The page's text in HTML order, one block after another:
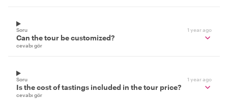
Soru 1 year ago
Can the tour be customized?
cevabı gör
Soru 1 year ago
Is the cost of tastings included in the tour price?
cevabı gör